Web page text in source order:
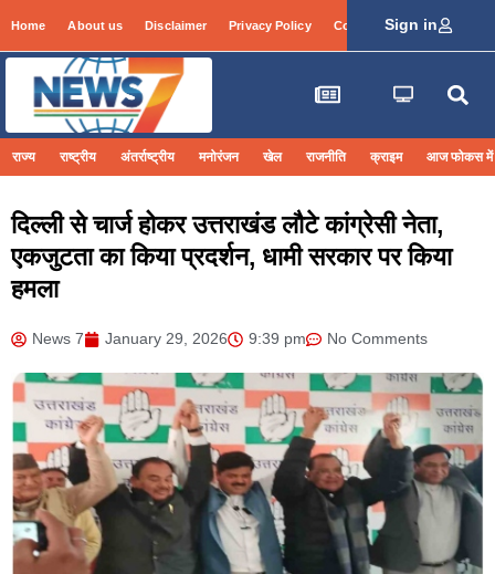
Home About us Disclaimer Privacy Policy Contact Info Login
Sign in
राज्य राष्ट्रीय अंतर्राष्ट्रीय मनोरंजन खेल राजनीति क्राइम आज फोकस में
दिल्ली से चार्ज होकर उत्तराखंड लौटे कांग्रेसी नेता,
एकजुटता का किया प्रदर्शन, धामी सरकार पर किया
हमला
News 7 January 29, 2026 9:39 pm No Comments